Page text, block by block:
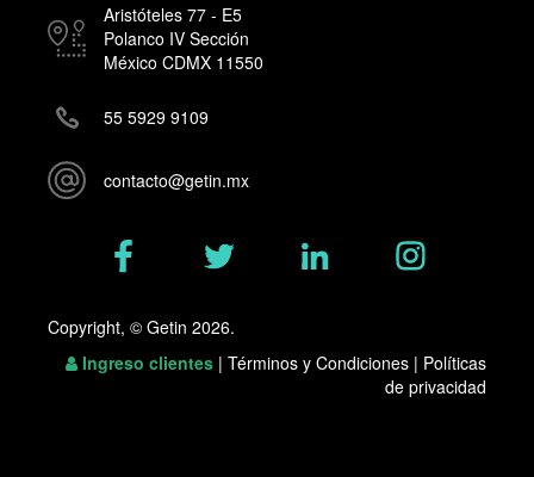
Aristóteles 77 - E5
Polanco IV Sección
México CDMX 11550
55 5929 9109
contacto@getin.mx
Copyright, © Getin 2026.
Ingreso clientes | Términos y Condiciones | Políticas
de privacidad